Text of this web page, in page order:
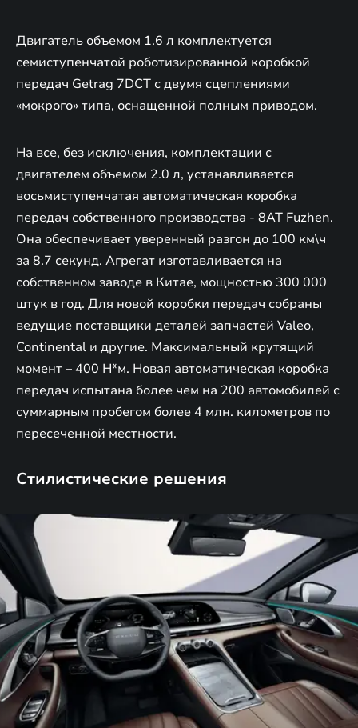
Двигатель объемом 1.6 л комплектуется
семиступенчатой роботизированной коробкой
передач Getrag 7DCT с двумя сцеплениями
«мокрого» типа, оснащенной полным приводом.
На все, без исключения, комплектации с
двигателем объемом 2.0 л, устанавливается
восьмиступенчатая автоматическая коробка
передач собственного производства - 8AT Fuzhen.
Она обеспечивает уверенный разгон до 100 км\ч
за 8.7 секунд. Агрегат изготавливается на
собственном заводе в Китае, мощностью 300 000
штук в год. Для новой коробки передач собраны
ведущие поставщики деталей запчастей Valeo,
Continental и другие. Максимальный крутящий
момент – 400 Н*м. Новая автоматическая коробка
передач испытана более чем на 200 автомобилей с
суммарным пробегом более 4 млн. километров по
пересеченной местности.
Стилистические решения